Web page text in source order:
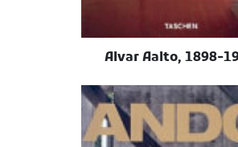
Alvar Aalto, 1898-